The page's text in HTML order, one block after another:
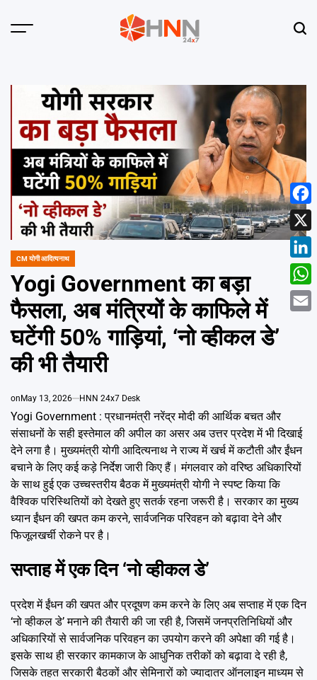
Menu
POSTED
CM योगी आदित्यनाथ
Yogi Government का बड़ा
फैसला, अब मंत्रियों के काफिले में
घटेंगी 50% गाड़ियां, ‘नो व्हीकल डे’
की भी तैयारी
onMay 13, 2026 HNN 24x7 Desk
Yogi Government : प्रधानमंत्री नरेंद्र मोदी की आर्थिक बचत और
संसाधनों के सही इस्तेमाल की अपील का असर अब उत्तर प्रदेश में भी दिखाई
देने लगा है। मुख्यमंत्री योगी आदित्यनाथ ने राज्य में खर्च में कटौती और ईंधन
बचाने के लिए कई कड़े निर्देश जारी किए हैं। मंगलवार को वरिष्ठ अधिकारियों
के साथ हुई एक उच्चस्तरीय बैठक में मुख्यमंत्री योगी ने स्पष्ट किया कि
वैश्विक परिस्थितियों को देखते हुए सतर्क रहना जरूरी है। सरकार का मुख्य
ध्यान ईंधन की खपत कम करने, सार्वजनिक परिवहन को बढ़ावा देने और
फिजूलखर्ची रोकने पर है।
सप्ताह में एक दिन ‘नो व्हीकल डे’
प्रदेश में ईंधन की खपत और प्रदूषण कम करने के लिए अब सप्ताह में एक दिन
‘नो व्हीकल डे’ मनाने की तैयारी की जा रही है, जिसमें जनप्रतिनिधियों और
अधिकारियों से सार्वजनिक परिवहन का उपयोग करने की अपेक्षा की गई है।
इसके साथ ही सरकार कामकाज के आधुनिक तरीकों को बढ़ावा दे रही है,
जिसके तहत सरकारी बैठकों और सेमिनारों को ज्यादातर ऑनलाइन माध्यम से
X